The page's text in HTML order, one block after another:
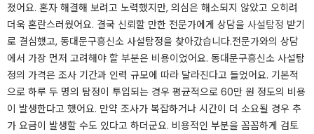
졌어요. 혼자 해결해 보려고 노력했지만, 의심은 해소되지 않았고 오히려
더욱 혼란스러웠어요. 결국 신뢰할 만한 전문가에게 상담을 사설탐정 받기
로 결심했고, 동대문구흥신소 사설탐정을 찾아갔습니다.​전문가와의 상담
에서 가장 먼저 고려해야 할 부분은 비용이었어요. 동대문구흥신소 사설탐
정의 가격은 조사 기간과 인력 규모에 따라 달라진다고 들었어요. 기본적
으로 하루 두 명의 탐정이 투입되는 경우 평균적으로 60만 원 정도의 비용
이 발생한다고 했어요. 만약 조사가 복잡하거나 시간이 더 소요될 경우 추
가 요금이 발생할 수도 있다고 하더군요. 비용적인 부분을 꼼꼼하게 검토